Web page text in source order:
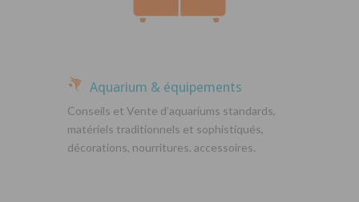
Aquarium & équipements
Conseils et Vente d’aquariums standards,
matériels traditionnels et sophistiqués,
décorations, nourritures, accessoires.